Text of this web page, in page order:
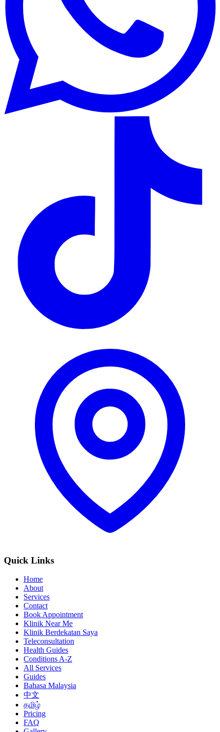
Quick Links
Home
About
Services
Contact
Book Appointment
Klinik Near Me
Klinik Berdekatan Saya
Teleconsultation
Health Guides
Conditions A-Z
All Services
Guides
Bahasa Malaysia
中文
தமிழ்
Pricing
FAQ